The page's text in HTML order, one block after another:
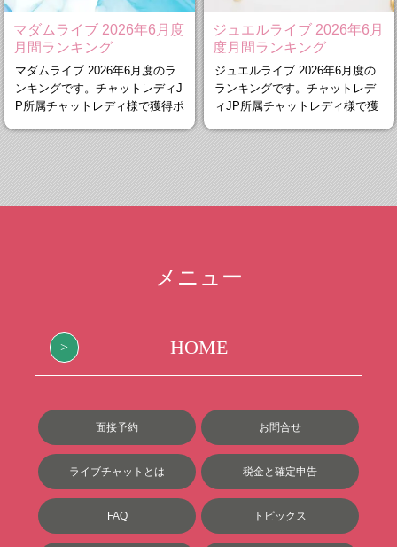
マダムライブ 2026年6月度
月間ランキング
マダムライブ 2026年6月度のラ
ンキングです。チャットレディJ
P所属チャットレディ様で獲得ポ
ジュエルライブ 2026年6月
度月間ランキング
ジュエルライブ 2026年6月度の
ランキングです。チャットレデ
ィJP所属チャットレディ様で獲
メニュー
HOME
面接予約 お問合せ
ライブチャットとは 税金と確定申告
FAQ トピックス